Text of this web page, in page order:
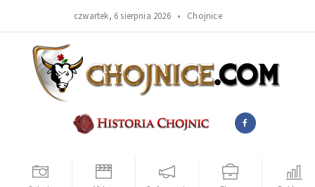
czwartek, 6 sierpnia 2026 • Chojnice